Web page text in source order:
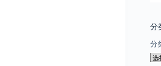
分
分